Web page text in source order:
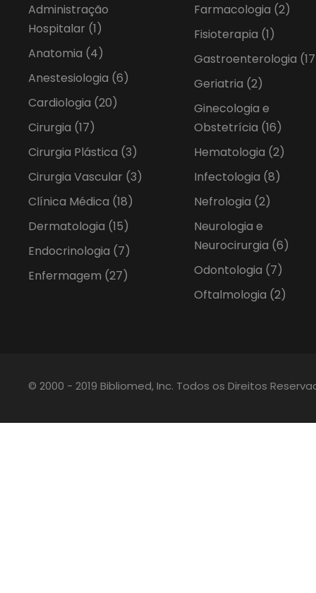
Administração
Hospitalar (1)
Anatomia (4)
Anestesiologia (6)
Cardiologia (20)
Cirurgia (17)
Cirurgia Plástica (3)
Cirurgia Vascular (3)
Clínica Médica (18)
Dermatologia (15)
Endocrinologia (7)
Enfermagem (27)
Farmacologia (2)
Fisioterapia (1)
Gastroenterologia
Geriatria (2)
Ginecologia e
Obstetrícia (16)
Hematologia (2)
Infectologia (8)
Nefrologia (2)
Neurologia e
Neurocirurgia (6)
Odontologia (7)
Oftalmologia (2)
© 2000 - 2019 Bibliomed, Inc. Todos os Direitos